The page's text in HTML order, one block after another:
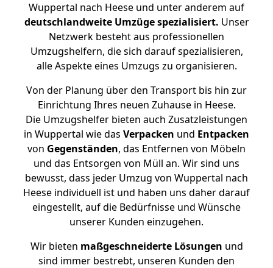
Wuppertal nach Heese und unter anderem auf
deutschlandweite Umzüge spezialisiert. Unser
Netzwerk besteht aus professionellen
Umzugshelfern, die sich darauf spezialisieren,
alle Aspekte eines Umzugs zu organisieren.
Von der Planung über den Transport bis hin zur
Einrichtung Ihres neuen Zuhause in Heese.
Die Umzugshelfer bieten auch Zusatzleistungen
in Wuppertal wie das Verpacken und Entpacken
von Gegenständen, das Entfernen von Möbeln
und das Entsorgen von Müll an. Wir sind uns
bewusst, dass jeder Umzug von Wuppertal nach
Heese individuell ist und haben uns daher darauf
eingestellt, auf die Bedürfnisse und Wünsche
unserer Kunden einzugehen.
Wir bieten maßgeschneiderte Lösungen und
sind immer bestrebt, unseren Kunden den